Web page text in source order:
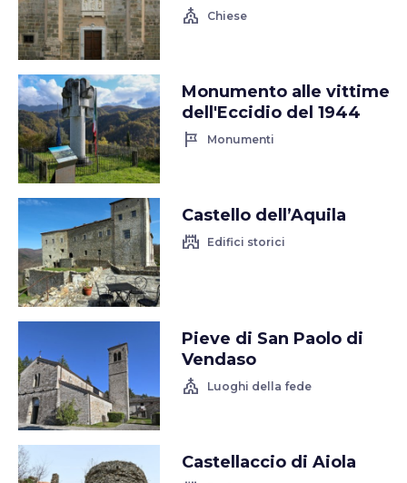
church Chiese
Monumento alle vittime
dell'Eccidio del 1944
tour Monumenti
Castello dell’Aquila
castle Edifici storici
Pieve di San Paolo di
Vendaso
church Luoghi della fede
Castellaccio di Aiola